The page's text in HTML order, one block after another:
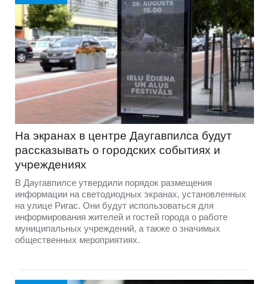
На экранах в центре Даугавпилса будут
рассказывать о городских событиях и
учреждениях
В Даугавпилсе утвердили порядок размещения
информации на светодиодных экранах, установленных
на улице Ригас. Они будут использоваться для
информирования жителей и гостей города о работе
муниципальных учреждений, а также о значимых
общественных мероприятиях.